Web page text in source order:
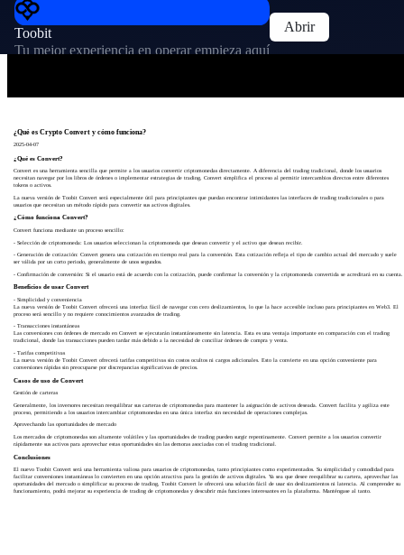
Toobit
Tu mejor experiencia en operar empieza aquí
Abrir
¿Qué es Crypto Convert y cómo funciona?
2025-04-07
¿Qué es Convert?
Convert es una herramienta sencilla que permite a los usuarios convertir criptomonedas directamente. A diferencia del trading tradicional, donde los usuarios
necesitan navegar por los libros de órdenes o implementar estrategias de trading, Convert simplifica el proceso al permitir intercambios directos entre diferentes
tokens o activos.
La nueva versión de Toobit Convert será especialmente útil para principiantes que puedan encontrar intimidantes las interfaces de trading tradicionales o para
usuarios que necesitan un método rápido para convertir sus activos digitales.
¿Cómo funciona Convert?
Convert funciona mediante un proceso sencillo:
- Selección de criptomoneda: Los usuarios seleccionan la criptomoneda que desean convertir y el activo que desean recibir.
- Generación de cotización: Convert genera una cotización en tiempo real para la conversión. Esta cotización refleja el tipo de cambio actual del mercado y suele
ser válida por un corto periodo, generalmente de unos segundos.
- Confirmación de conversión: Si el usuario está de acuerdo con la cotización, puede confirmar la conversión y la criptomoneda convertida se acreditará en su cuenta.
Beneficios de usar Convert
- Simplicidad y conveniencia
La nueva versión de Toobit Convert ofrecerá una interfaz fácil de navegar con cero deslizamientos, lo que la hace accesible incluso para principiantes en Web3. El
proceso será sencillo y no requiere conocimientos avanzados de trading.
- Transacciones instantáneas
Las conversiones con órdenes de mercado en Convert se ejecutarán instantáneamente sin latencia. Esta es una ventaja importante en comparación con el trading
tradicional, donde las transacciones pueden tardar más debido a la necesidad de conciliar órdenes de compra y venta.
- Tarifas competitivas
La nueva versión de Toobit Convert ofrecerá tarifas competitivas sin costos ocultos ni cargos adicionales. Esto la convierte en una opción conveniente para
conversiones rápidas sin preocuparse por discrepancias significativas de precios.
Casos de uso de Convert
Gestión de carteras
Generalmente, los inversores necesitan reequilibrar sus carteras de criptomonedas para mantener la asignación de activos deseada. Convert facilita y agiliza este
proceso, permitiendo a los usuarios intercambiar criptomonedas en una única interfaz sin necesidad de operaciones complejas.
Aprovechando las oportunidades de mercado
Los mercados de criptomonedas son altamente volátiles y las oportunidades de trading pueden surgir repentinamente. Convert permite a los usuarios convertir
rápidamente sus activos para aprovechar estas oportunidades sin las demoras asociadas con el trading tradicional.
Conclusiones
El nuevo Toobit Convert será una herramienta valiosa para usuarios de criptomonedas, tanto principiantes como experimentados. Su simplicidad y comodidad para
facilitar conversiones instantáneas lo convierten en una opción atractiva para la gestión de activos digitales. Ya sea que desee reequilibrar su cartera, aprovechar las
oportunidades del mercado o simplificar su proceso de trading, Toobit Convert le ofrecerá una solución fácil de usar sin deslizamientos ni latencia. Al comprender su
funcionamiento, podrá mejorar su experiencia de trading de criptomonedas y descubrir más funciones interesantes en la plataforma. Manténgase al tanto.